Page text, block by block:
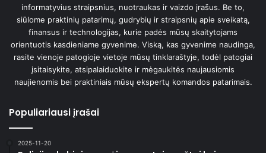
informatyvius straipsnius, nuotraukas ir vaizdo įrašus. Be to,
siūlome praktinių patarimų, gudrybių ir straipsnių apie sveikatą,
finansus ir technologijas, kurie padės mūsų skaitytojams
orientuotis kasdieniame gyvenime. Viską, kas gyvenime naudinga,
rasite vienoje patogioje vietoje mūsų tinklaraštyje, todėl patogiai
įsitaisykite, atsipalaiduokite ir mėgaukitės naujausiomis
naujienomis bei praktiniais mūsų ekspertų komandos patarimais.
Populiariausi įrašai
2025-11-20